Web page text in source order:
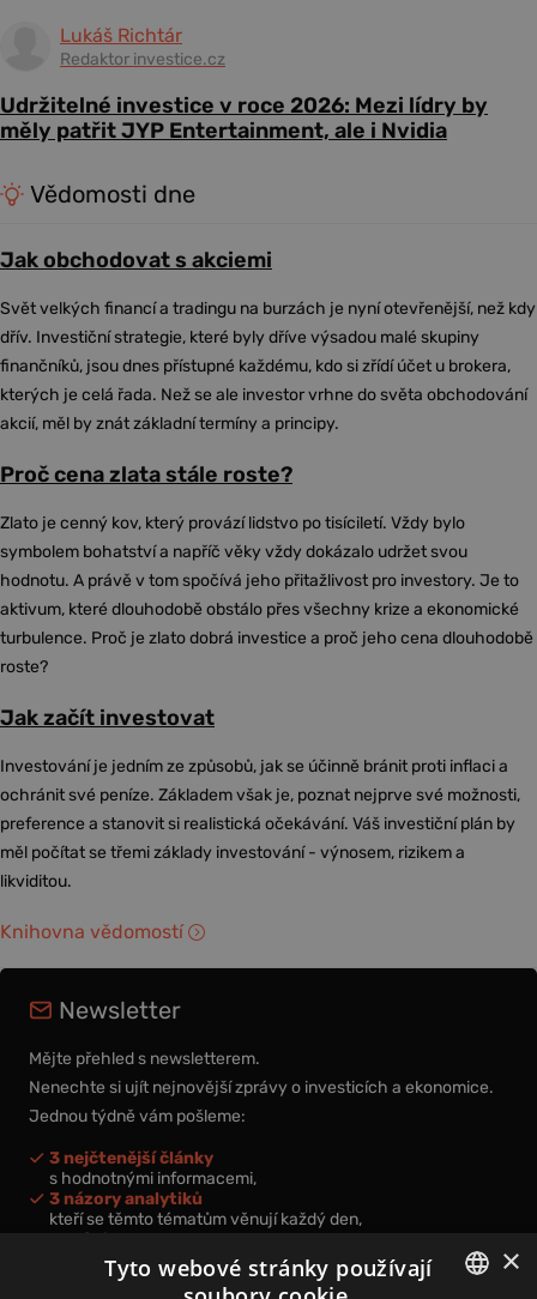
Lukáš Richtár
Redaktor investice.cz
Udržitelné investice v roce 2026: Mezi lídry by
měly patřit JYP Entertainment, ale i Nvidia
Vědomosti dne
Jak obchodovat s akciemi
Svět velkých financí a tradingu na burzách je nyní otevřenější, než kdy
dřív. Investiční strategie, které byly dříve výsadou malé skupiny
finančníků, jsou dnes přístupné každému, kdo si zřídí účet u brokera,
kterých je celá řada. Než se ale investor vrhne do světa obchodování
akcií, měl by znát základní termíny a principy.
Proč cena zlata stále roste?
Zlato je cenný kov, který provází lidstvo po tisíciletí. Vždy bylo
symbolem bohatství a napříč věky vždy dokázalo udržet svou
hodnotu. A právě v tom spočívá jeho přitažlivost pro investory. Je to
aktivum, které dlouhodobě obstálo přes všechny krize a ekonomické
turbulence. Proč je zlato dobrá investice a proč jeho cena dlouhodobě
roste?
Jak začít investovat
Investování je jedním ze způsobů, jak se účinně bránit proti inflaci a
ochránit své peníze. Základem však je, poznat nejprve své možnosti,
preference a stanovit si realistická očekávání. Váš investiční plán by
měl počítat se třemi základy investování - výnosem, rizikem a
likviditou.
Knihovna vědomostí
Newsletter
Mějte přehled s newsletterem.
Nenechte si ujít nejnovější zprávy o investicích a ekonomice.
Jednou týdně vám pošleme:
3 nejčtenější články
s hodnotnými informacemi,
3 názory analytiků
kteří se těmto tématům věnují každý den,
nová videa a podcasty
k prohloubení vašich znalostí.
×
Tyto webové stránky používají